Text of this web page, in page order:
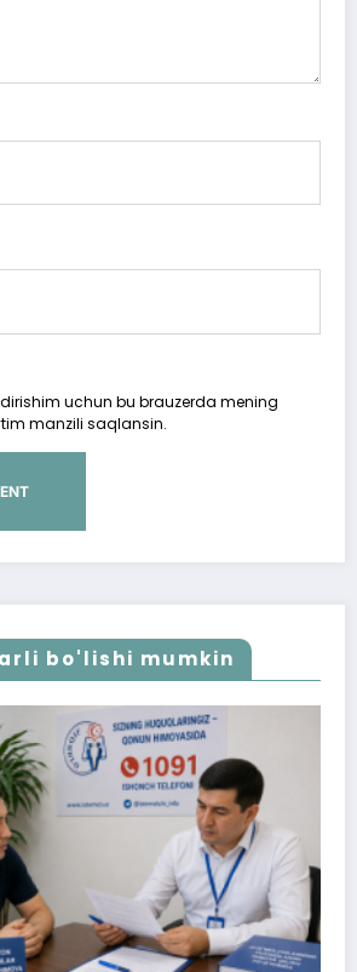
uchun bu brauzerda mening
manzili saqlansin.
bo'lishi mumkin